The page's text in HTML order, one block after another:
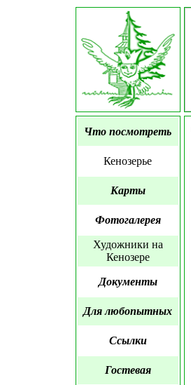
Что посмотреть
Кенозерье
Карты
Фотогалерея
Художники на
Кенозере
Документы
Для любопытных
Ссылки
Гостевая